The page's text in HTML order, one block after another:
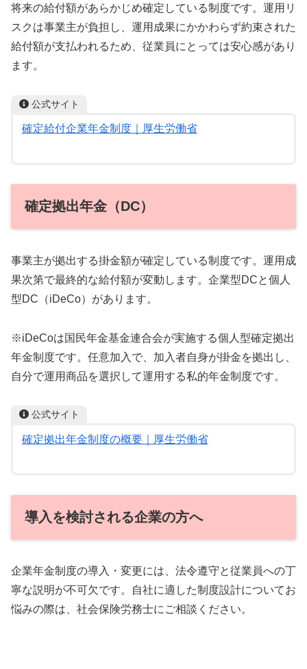
将来の給付額があらかじめ確定している制度です。運用リ
スクは事業主が負担し、運用成果にかかわらず約束された
給付額が支払われるため、従業員にとっては安心感があり
ます。
公式サイト
確定給付企業年金制度｜厚生労働省
確定拠出年金（DC）
事業主が拠出する掛金額が確定している制度です。運用成
果次第で最終的な給付額が変動します。企業型DCと個人
型DC（iDeCo）があります。
※iDeCoは国民年金基金連合会が実施する個人型確定拠出
年金制度です。任意加入で、加入者自身が掛金を拠出し、
自分で運用商品を選択して運用する私的年金制度です。
公式サイト
確定拠出年金制度の概要｜厚生労働省
導入を検討される企業の方へ
企業年金制度の導入・変更には、法令遵守と従業員への丁
寧な説明が不可欠です。自社に適した制度設計についてお
悩みの際は、社会保険労務士にご相談ください。